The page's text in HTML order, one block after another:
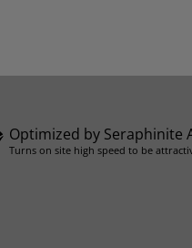
Optimized by Seraphinite
Turns on site high speed to be